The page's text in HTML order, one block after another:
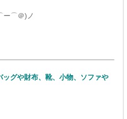
ー⌒＠)ノ
グや財布、靴、小物、ソファや